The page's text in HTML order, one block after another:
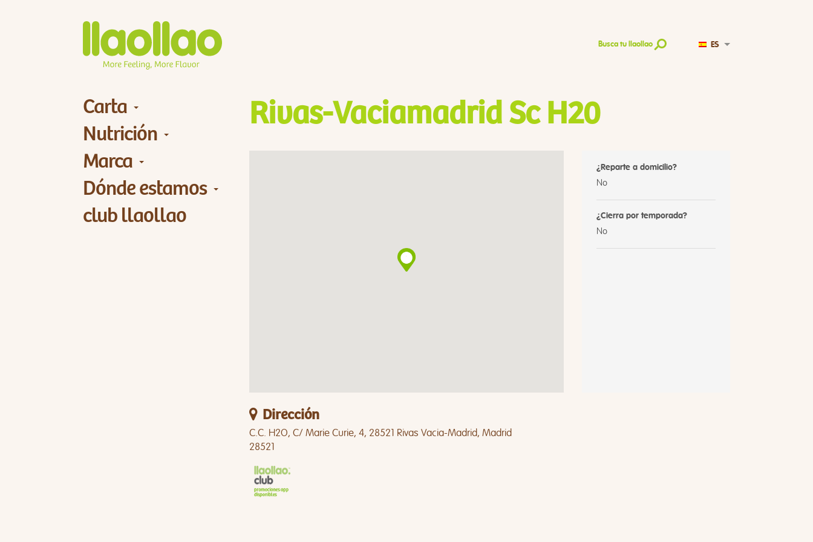
Busca tu llaollao ES
Carta
Nutrición
Marca
Dónde estamos
club llaollao
Rivas-Vaciamadrid Sc H20
¿Reparte a domicilio?
No
¿Cierra por temporada?
No
Dirección
C.C. H2O, C/ Marie Curie, 4, 28521 Rivas Vacia-Madrid, Madrid
28521